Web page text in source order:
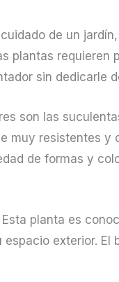
de un
plantas requieren
sin dedicarle
son las
muy resistentes
de formas y
planta es
exterior. El